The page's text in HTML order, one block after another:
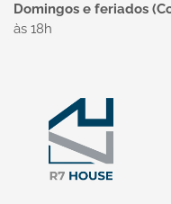
Domingos e feriados
às 18h